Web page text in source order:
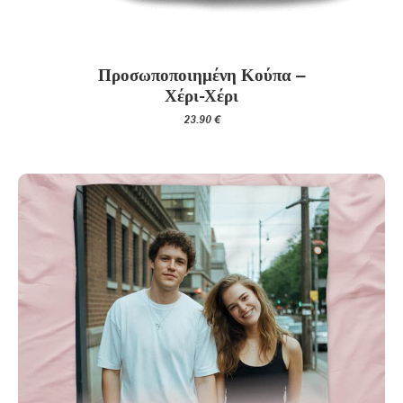
Προσωποποιημένη Κούπα –
Χέρι-Χέρι
23.90€